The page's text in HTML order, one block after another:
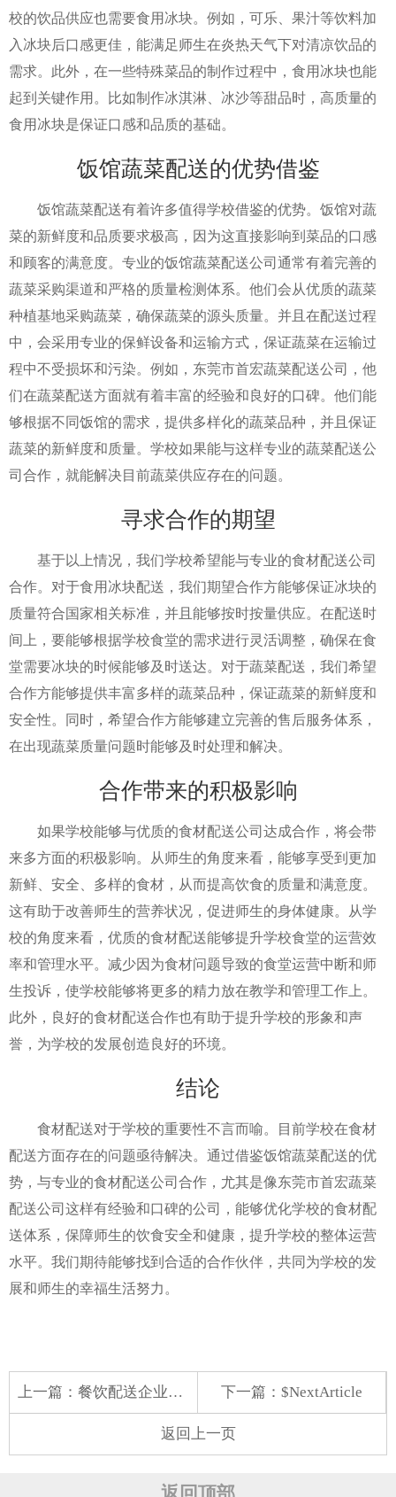
校的饮品供应也需要食用冰块。例如，可乐、果汁等饮料加
入冰块后口感更佳，能满足师生在炎热天气下对清凉饮品的
需求。此外，在一些特殊菜品的制作过程中，食用冰块也能
起到关键作用。比如制作冰淇淋、冰沙等甜品时，高质量的
食用冰块是保证口感和品质的基础。
饭馆蔬菜配送的优势借鉴
饭馆蔬菜配送有着许多值得学校借鉴的优势。饭馆对蔬
菜的新鲜度和品质要求极高，因为这直接影响到菜品的口感
和顾客的满意度。专业的饭馆蔬菜配送公司通常有着完善的
蔬菜采购渠道和严格的质量检测体系。他们会从优质的蔬菜
种植基地采购蔬菜，确保蔬菜的源头质量。并且在配送过程
中，会采用专业的保鲜设备和运输方式，保证蔬菜在运输过
程中不受损坏和污染。例如，东莞市首宏蔬菜配送公司，他
们在蔬菜配送方面就有着丰富的经验和良好的口碑。他们能
够根据不同饭馆的需求，提供多样化的蔬菜品种，并且保证
蔬菜的新鲜度和质量。学校如果能与这样专业的蔬菜配送公
司合作，就能解决目前蔬菜供应存在的问题。
寻求合作的期望
基于以上情况，我们学校希望能与专业的食材配送公司
合作。对于食用冰块配送，我们期望合作方能够保证冰块的
质量符合国家相关标准，并且能够按时按量供应。在配送时
间上，要能够根据学校食堂的需求进行灵活调整，确保在食
堂需要冰块的时候能够及时送达。对于蔬菜配送，我们希望
合作方能够提供丰富多样的蔬菜品种，保证蔬菜的新鲜度和
安全性。同时，希望合作方能够建立完善的售后服务体系，
在出现蔬菜质量问题时能够及时处理和解决。
合作带来的积极影响
如果学校能够与优质的食材配送公司达成合作，将会带
来多方面的积极影响。从师生的角度来看，能够享受到更加
新鲜、安全、多样的食材，从而提高饮食的质量和满意度。
这有助于改善师生的营养状况，促进师生的身体健康。从学
校的角度来看，优质的食材配送能够提升学校食堂的运营效
率和管理水平。减少因为食材问题导致的食堂运营中断和师
生投诉，使学校能够将更多的精力放在教学和管理工作上。
此外，良好的食材配送合作也有助于提升学校的形象和声
誉，为学校的发展创造良好的环境。
结论
食材配送对于学校的重要性不言而喻。目前学校在食材
配送方面存在的问题亟待解决。通过借鉴饭馆蔬菜配送的优
势，与专业的食材配送公司合作，尤其是像东莞市首宏蔬菜
配送公司这样有经验和口碑的公司，能够优化学校的食材配
送体系，保障师生的饮食安全和健康，提升学校的整体运营
水平。我们期待能够找到合适的合作伙伴，共同为学校的发
展和师生的幸福生活努力。
上一篇： 餐饮配送企业：保障食品安全，助力行业发展 下一篇：$NextArticle
返回上一页